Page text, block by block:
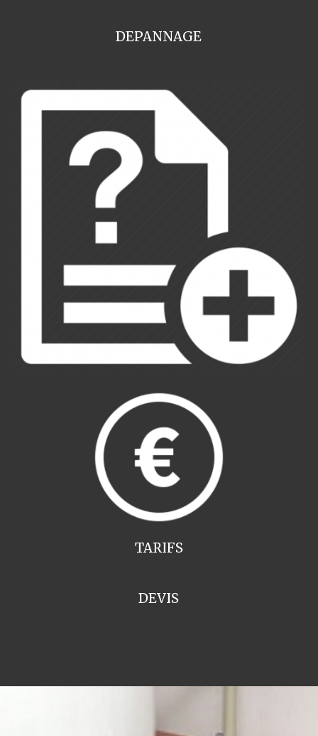
DEPANNAGE
TARIFS
DEVIS